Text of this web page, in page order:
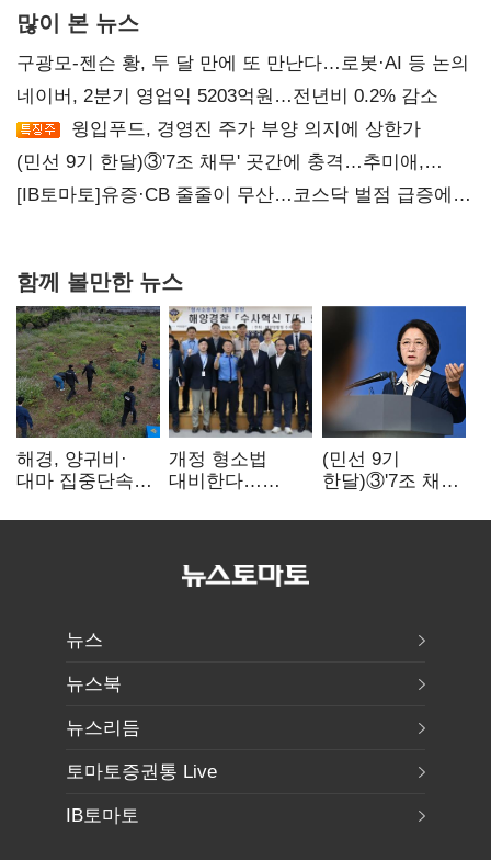
많이 본 뉴스
구광모-젠슨 황, 두 달 만에 또 만난다…로봇·AI 등 논의
네이버, 2분기 영업익 5203억원…전년비 0.2% 감소
윙입푸드, 경영진 주가 부양 의지에 상한가
(민선 9기 한달)③'7조 채무' 곳간에 충격…추미애,
20년만에 '비상재정' 선언 승부수
[IB토마토]유증·CB 줄줄이 무산…코스닥 벌점 급증에
함께 볼만한 뉴스
해경, 양귀비·
대마 집중단속…
249명 검거
개정 형소법
대비한다…
'수사혁신TF'
(민선 9기
한달)③'7조 채무'
추미애, 20년만에
뉴스
뉴스북
뉴스리듬
토마토증권통 Live
IB토마토